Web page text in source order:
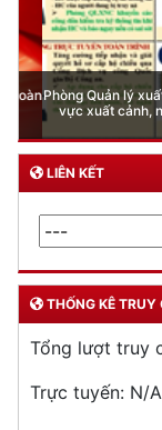
Phòng Quản lý xuất
vực xuất cảnh,
LIÊN KẾT
THỐNG KÊ TRUY
Tổng lượt truy
Trực tuyến: N/A